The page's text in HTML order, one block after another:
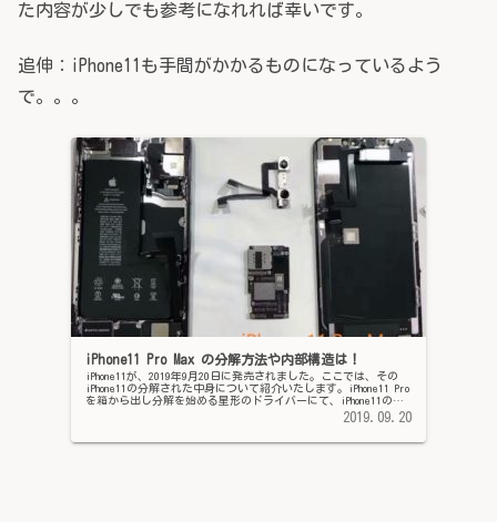
た内容が少しでも参考になれれば幸いです。
追伸：iPhone11も手間がかかるものになっているよう
で。。。
iPhone11 Pro Max の分解方法や内部構造は！
iPhone11が、2019年9月20日に発売されました。ここでは、その
iPhone11の分解された中身について紹介いたします。iPhone11 Pro
を箱から出し分解を始める星形のドライバーにて、iPhone11の下
2019.09.20